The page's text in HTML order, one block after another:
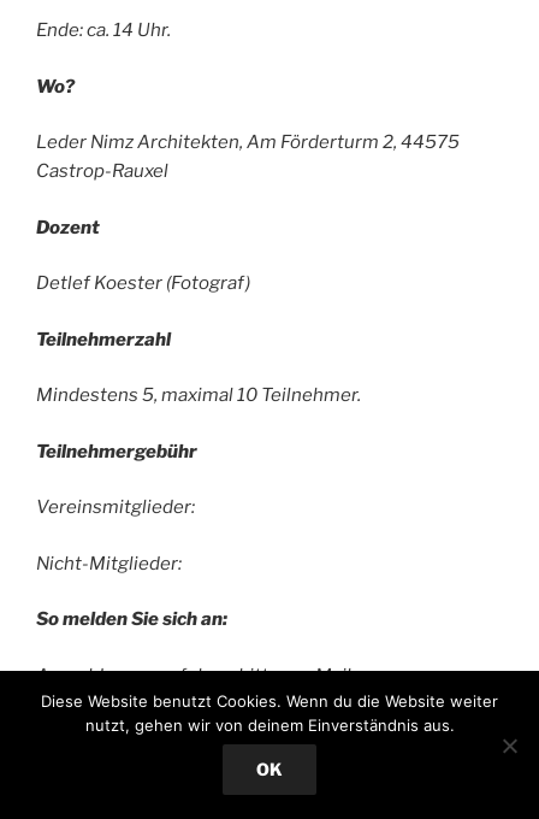
Ende: ca. 14 Uhr.
Wo?
Leder Nimz Architekten, Am Förderturm 2, 44575
Castrop-Rauxel
Dozent
Detlef Koester (Fotograf)
Teilnehmerzahl
Mindestens 5, maximal 10 Teilnehmer.
Teilnehmergebühr
Vereinsmitglieder:
Nicht-Mitglieder:
So melden Sie sich an:
Anmeldungen erfolgen bitte per Mail an:
info@castropercunstverein.de
Diese Website benutzt Cookies. Wenn du die Website weiter
nutzt, gehen wir von deinem Einverständnis aus.
OK